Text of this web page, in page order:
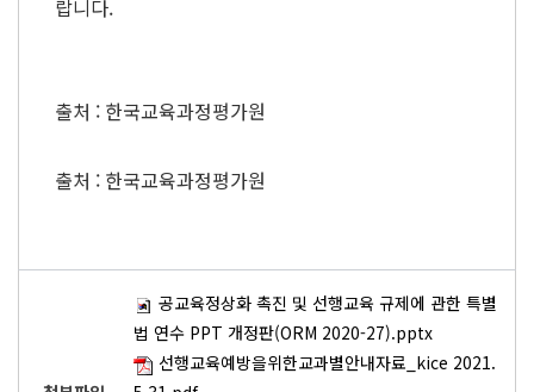
랍니다.
출처 : 한국교육과정평가원
출처 : 한국교육과정평가원
공교육정상화 촉진 및 선행교육 규제에 관한 특별
법 연수 PPT 개정판(ORM 2020-27).pptx
선행교육예방을위한교과별안내자료_kice 2021.